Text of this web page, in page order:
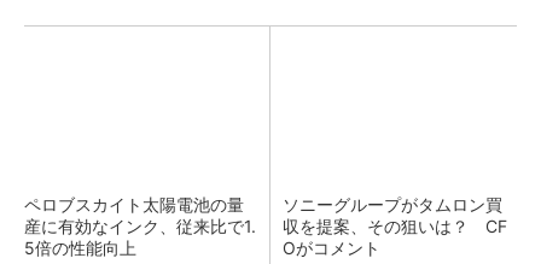
ペロブスカイト太陽電池の量
産に有効なインク、従来比で1.
5倍の性能向上
ソニーグループがタムロン買
収を提案、その狙いは？ CF
Oがコメント